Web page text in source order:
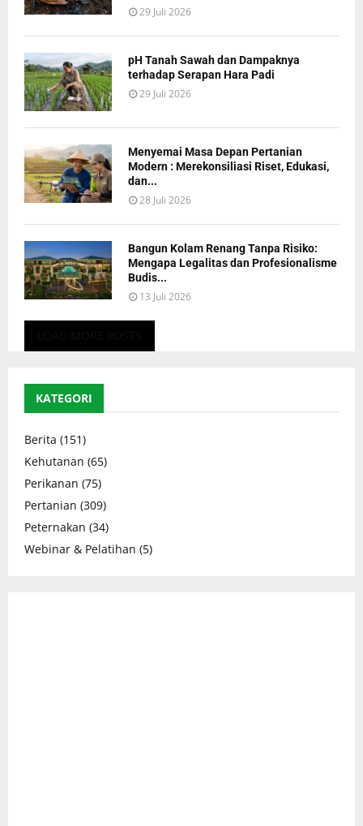
29 Juli 2026
pH Tanah Sawah dan Dampaknya
terhadap Serapan Hara Padi
29 Juli 2026
Menyemai Masa Depan Pertanian
Modern : Merekonsiliasi Riset, Edukasi,
dan...
28 Juli 2026
Bangun Kolam Renang Tanpa Risiko:
Mengapa Legalitas dan Profesionalisme
Budis...
13 Juli 2026
KATEGORI
Berita (151)
Kehutanan (65)
Perikanan (75)
Pertanian (309)
Peternakan (34)
Webinar & Pelatihan (5)